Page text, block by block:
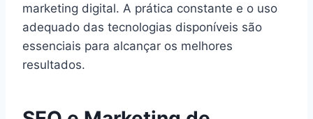
marketing digital. A prática constante e o uso
adequado das tecnologias disponíveis são
essenciais para alcançar os melhores
resultados.